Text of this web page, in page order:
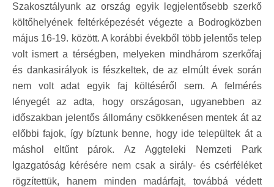
Szakosztályunk az ország egyik legjelentősebb szerkő
költőhelyének feltérképezését végezte a Bodrogközben
május 16-19. között. A korábbi évekből több jelentős telep
volt ismert a térségben, melyeken mindhárom szerkőfaj
és dankasirályok is fészkeltek, de az elmúlt évek során
nem volt adat egyik faj költéséről sem. A felmérés
lényegét az adta, hogy országosan, ugyanebben az
időszakban jelentős állomány csökkenésen mentek át az
előbbi fajok, így bíztunk benne, hogy ide települtek át a
máshol eltűnt párok. Az Aggteleki Nemzeti Park
Igazgatóság kérésére nem csak a sirály- és csérféléket
rögzítettük, hanem minden madárfajt, továbbá védett